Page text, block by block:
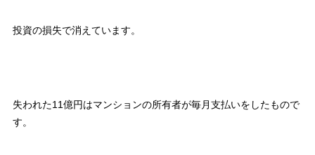
投資の損失で消えています。
失われた11億円はマンションの所有者が毎月支払いをしたもので
す。